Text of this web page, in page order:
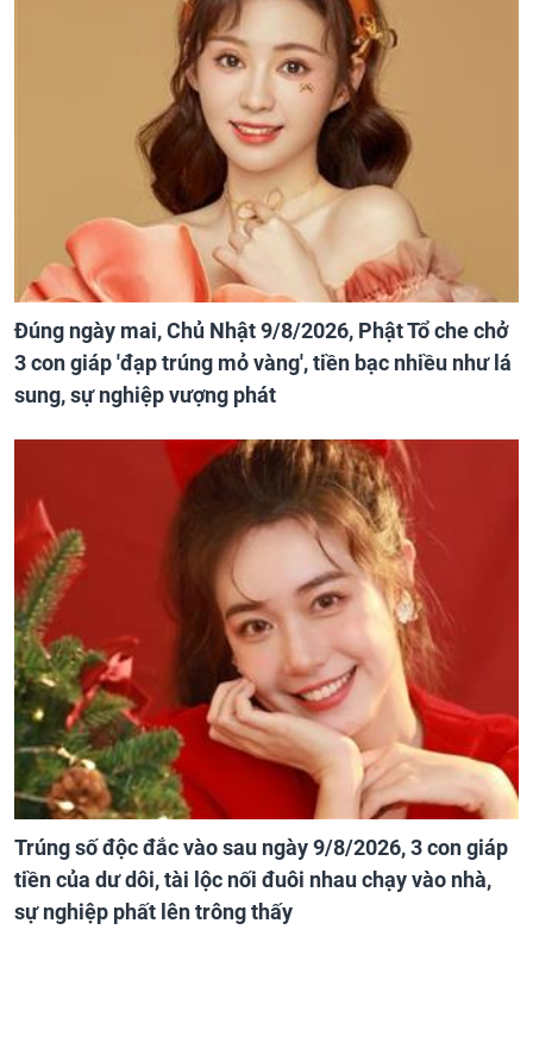
Đúng ngày mai, Chủ Nhật 9/8/2026, Phật Tổ che chở
3 con giáp 'đạp trúng mỏ vàng', tiền bạc nhiều như lá
sung, sự nghiệp vượng phát
Trúng số độc đắc vào sau ngày 9/8/2026, 3 con giáp
tiền của dư dôi, tài lộc nối đuôi nhau chạy vào nhà,
sự nghiệp phất lên trông thấy